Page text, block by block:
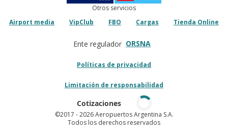
Otros servicios
Airport media
VipClub FBO Cargas Tienda Online
Ente regulador ORSNA
Políticas de privacidad
Limitación de responsabilidad
Cotizaciones
©2017 - 2026 Aeropuertos Argentina S.A.
Todos los derechos reservados